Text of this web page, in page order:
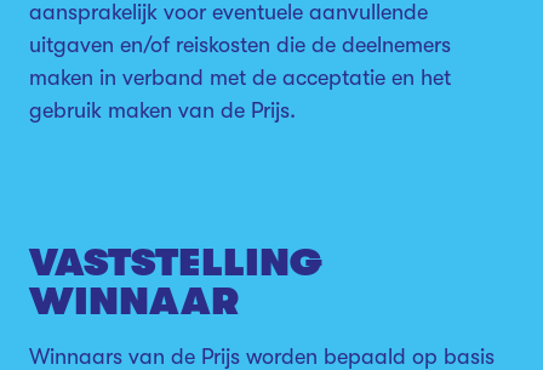
aansprakelijk voor eventuele aanvullende
uitgaven en/of reiskosten die de deelnemers
maken in verband met de acceptatie en het
gebruik maken van de Prijs.
VASTSTELLING
WINNAAR
Winnaars van de Prijs worden bepaald op basis